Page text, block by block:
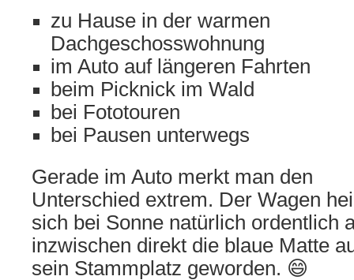
zu Hause in der warmen
Dachgeschosswohnung
im Auto auf längeren Fahrten
beim Picknick im Wald
bei Fototouren
bei Pausen unterwegs
Gerade im Auto merkt man den
Unterschied extrem. Der Wagen
sich bei Sonne natürlich ordentlich
inzwischen direkt die blaue Matte
sein Stammplatz geworden. 😄